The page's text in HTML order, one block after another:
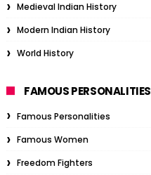
Medieval Indian History
Modern Indian History
World History
FAMOUS PERSONALITIES
Famous Personalities
Famous Women
Freedom Fighters